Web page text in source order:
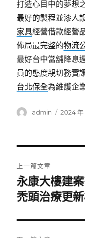
打造心目中的夢想
最好的製程並漆人
家具經營借款經營
佈局最完整的物流
最好台中當舖降息
員的態度親切務實
台北保全為維護企
作
admin
發
2024 年
章
導
覽
上一篇文章
上
一
文
章:
永康大樓建
禿頭治療更